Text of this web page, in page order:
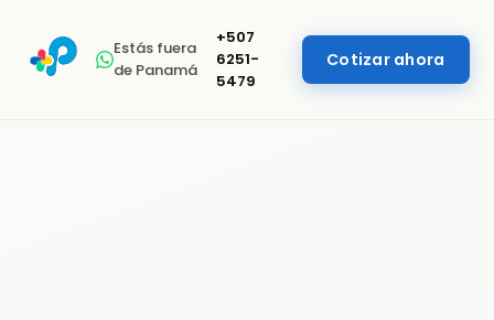
Estás fuera
de Panamá
+507
6251-
5479
Cotizar ahora